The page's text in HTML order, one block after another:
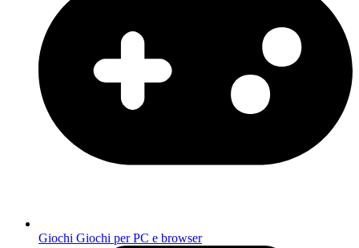
Giochi Giochi per PC e browser